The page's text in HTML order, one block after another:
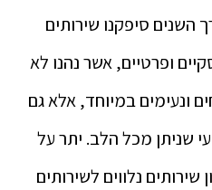
השנים סיפקנו שירותים
ופרטיים, אשר נהנו לא
ונעימים במיוחד, אלא גם
שניתן מכל הלב. יתר על
שירותים נלווים לשירותים